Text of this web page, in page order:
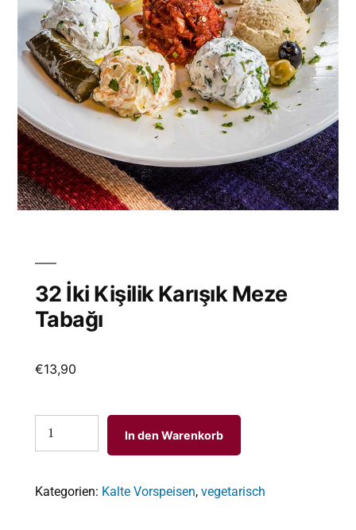
32 İki Kişilik Karışık Meze
Tabağı
€13,90
In den Warenkorb
Kategorien: Kalte Vorspeisen, vegetarisch